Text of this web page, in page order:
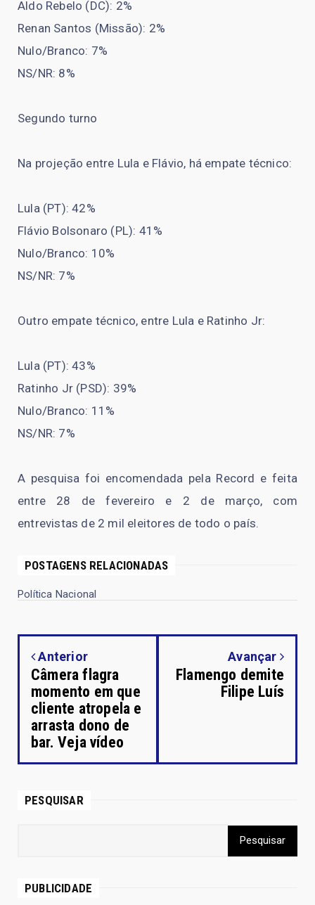
Aldo Rebelo (DC): 2%
Renan Santos (Missão): 2%
Nulo/Branco: 7%
NS/NR: 8%
Segundo turno
Na projeção entre Lula e Flávio, há empate técnico:
Lula (PT): 42%
Flávio Bolsonaro (PL): 41%
Nulo/Branco: 10%
NS/NR: 7%
Outro empate técnico, entre Lula e Ratinho Jr:
Lula (PT): 43%
Ratinho Jr (PSD): 39%
Nulo/Branco: 11%
NS/NR: 7%
A pesquisa foi encomendada pela Record e feita
entre 28 de fevereiro e 2 de março, com
entrevistas de 2 mil eleitores de todo o país.
POSTAGENS RELACIONADAS
Política Nacional
Anterior
Câmera flagra
momento em que
cliente atropela e
arrasta dono de
bar. Veja vídeo
Avançar
Flamengo demite
Filipe Luís
PESQUISAR
PUBLICIDADE